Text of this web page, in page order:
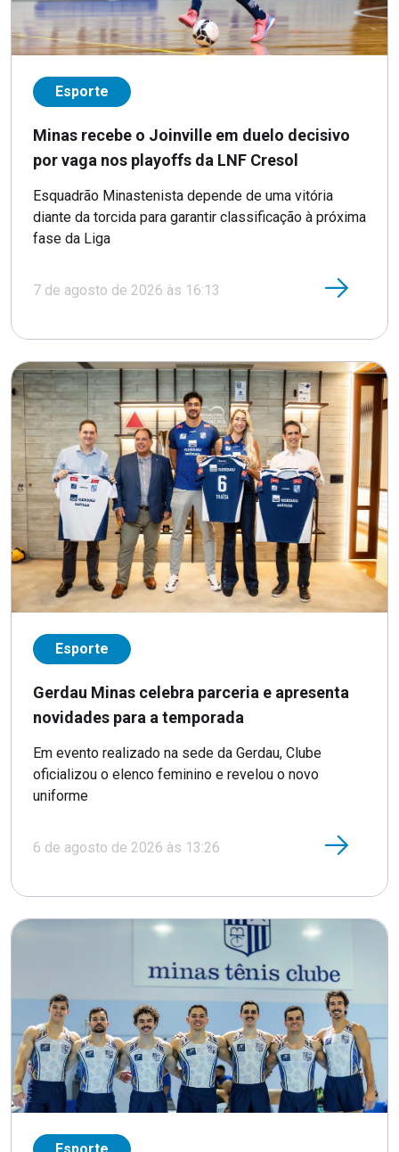
Esporte
Minas recebe o Joinville em duelo decisivo
por vaga nos playoffs da LNF Cresol
Esquadrão Minastenista depende de uma vitória
diante da torcida para garantir classificação à próxima
fase da Liga
7 de agosto de 2026 às 16:13
Esporte
Gerdau Minas celebra parceria e apresenta
novidades para a temporada
Em evento realizado na sede da Gerdau, Clube
oficializou o elenco feminino e revelou o novo
uniforme
6 de agosto de 2026 às 13:26
Esporte